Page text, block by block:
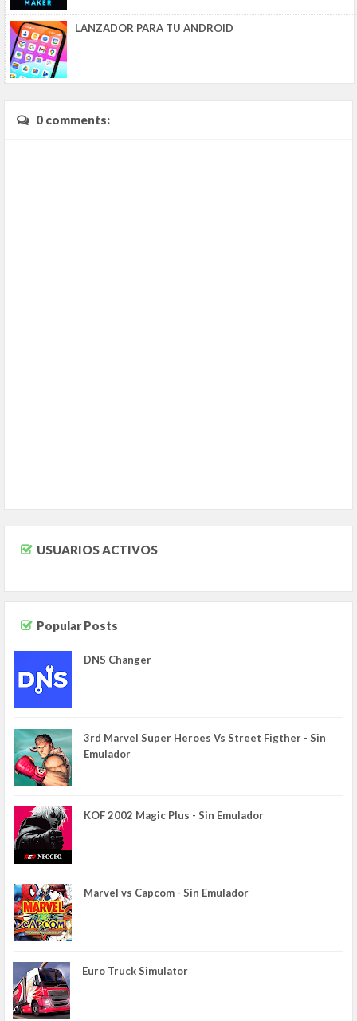
LANZADOR PARA TU ANDROID
0 comments:
USUARIOS ACTIVOS
Popular Posts
DNS Changer
3rd Marvel Super Heroes Vs Street Figther - Sin
Emulador
KOF 2002 Magic Plus - Sin Emulador
Marvel vs Capcom - Sin Emulador
Euro Truck Simulator